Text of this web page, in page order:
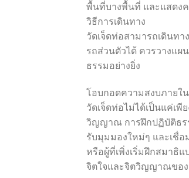
พื้นที่บางพื้นที่ และแสดง
วิธีการเดินทาง
วัดเจ็ดท่อสามารถเดินท
รถส่วนตัวได้ ควรวางแผ
ธรรมอย่างยิ่ง
โอบกอดความสงบภายใ
วัดเจ็ดท่อไม่ได้เป็นแค่เ
วิญญาณ การฝึกปฏิบัติธร
รับมุมมองใหม่ๆ และเชื่
หรือผู้ที่เพิ่งเริ่มฝึกสมาธิ
จิตใจและจิตวิญญาณขอ